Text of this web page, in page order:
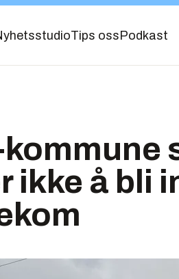
Tips oss Podkast
ikke å bli